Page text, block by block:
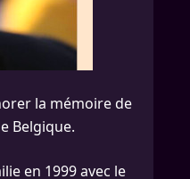
la mémoire de
Belgique.
en 1999 avec le